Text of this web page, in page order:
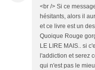
<br /> Si ce
hésitants, alors il
et ce livre est un
Quoique Rouge
LE LIRE MAIS.. si
l'addiction et serez
qui n'est pas le